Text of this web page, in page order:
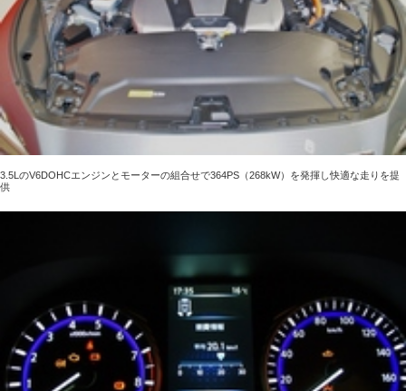
3.5LのV6DOHCエンジンとモーターの組合せで364PS（268kW）を発揮し快適な走りを提
供